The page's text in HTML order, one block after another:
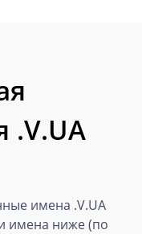
.V.UA
имена .V.UA
имена ниже (по